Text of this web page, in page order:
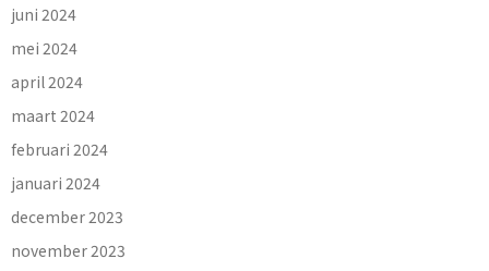
juni 2024
mei 2024
april 2024
maart 2024
februari 2024
januari 2024
december 2023
november 2023